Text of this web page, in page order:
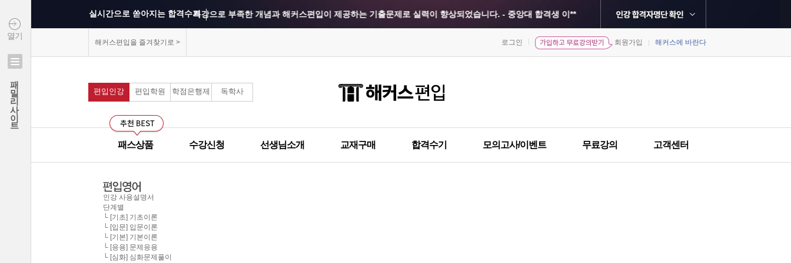
열기
패밀리사이트
실시간으로 쏟아지는 합격수기특강으로 부족한 개념과 해커스편입이 제공하는 기출문제로 실력이 향상되었습니다. - 중앙대 합격생 이**
상위권 학교의 출제 스타일에 따른 모의고사를 미리 체험해볼 수 있어 좋았습니다. - 경희대 합격생 이**
커리큘럼이 보기 쉽게 되어있어 처음부터 차근차근 공부할 수 있었습니다. - 건국대 합격생 지**
선생님과의 카톡 질의응답이 큰 도움이 되었습니다. - 단국대 합격생 김**
건국대학교 최종합격 이*준 한양대학교 최종합격 김*현 건국대학교 최종합격 김*국
중앙대학교 최종합격 이*영
건국대학교 최종합격 정*훈
이화여자대학교 최종합격 신*정 중앙대학교 최종합격 김*정
홍익대학교 최종합격 유*환
서울시립대학교 최종합격 한*현
홍익대학교 최종합격 김*영
중앙대학교 최종합격 김*현
한국외국어대학교 최종합격 김*진
해커스편입을 즐겨찾기로 > 로그인 회원가입 해커스에 바란다
편입인강 편입학원 학점은행제 독학사
패스상품 수강신청 선생님소개 교재구매 합격수기 모의고사/이벤트 무료강의 고객센터
인강 사용설명서
단계별
└ [기초] 기초이론
└ [입문] 입문이론
└ [기본] 기본이론
└ [응용] 문제응용
└ [심화] 심화문제풀이